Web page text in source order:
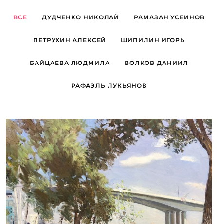
ВСЕ ДУДЧЕНКО НИКОЛАЙ РАМАЗАН УСЕИНОВ
ПЕТРУХИН АЛЕКСЕЙ ШИПИЛИН ИГОРЬ
БАЙЦАЕВА ЛЮДМИЛА ВОЛКОВ ДАНИИЛ
РАФАЭЛЬ ЛУКЬЯНОВ